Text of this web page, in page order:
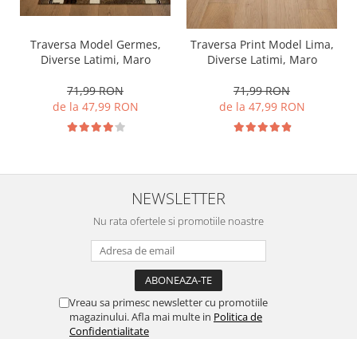
Traversa Model Germes,
Diverse Latimi, Maro
71,99 RON
de la 47,99 RON
Traversa Print Model Lima,
Diverse Latimi, Maro
71,99 RON
de la 47,99 RON
NEWSLETTER
Nu rata ofertele si promotiile noastre
Vreau sa primesc newsletter cu promotiile
magazinului. Afla mai multe in Politica de
Confidentialitate